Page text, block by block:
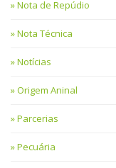
Nota de Repúdio
Nota Técnica
Notícias
Origem Aninal
Parcerias
Pecuária